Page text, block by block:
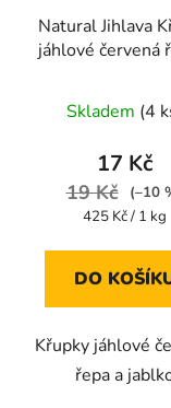
Natural Jihlava
jáhlové červená
je
5,0
5
Skladem (4
17 Kč
19 Kč
(–10
Měrná
425 Kč / 1 kg
DO
Křupky jáhlové
řepa a